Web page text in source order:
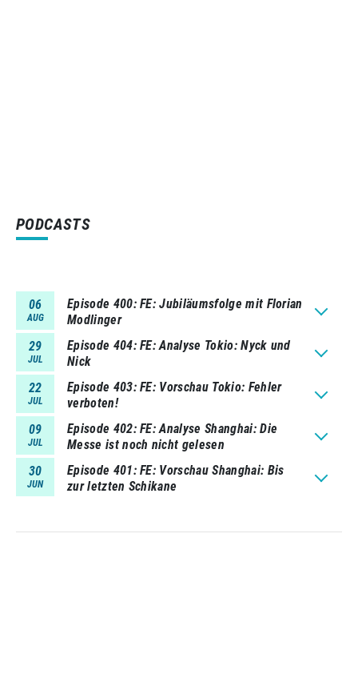
PODCASTS
06
AUG
Episode 400 FE: Jubiläumsfolge mit Florian
Modlinger
29
JUL
Episode 404 FE: Analyse Tokio: Nyck und
Nick
22
JUL
Episode 403 FE: Vorschau Tokio: Fehler
verboten!
09
JUL
Episode 402 FE: Analyse Shanghai: Die
Messe ist noch nicht gelesen
30
JUN
Episode 401 FE: Vorschau Shanghai: Bis
zur letzten Schikane